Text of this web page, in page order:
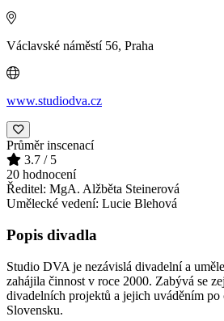
Václavské náměstí 56, Praha
www.studiodva.cz
Průměr inscenací
3.7 / 5
20 hodnocení
Ředitel: MgA. Alžběta Steinerová
Umělecké vedení: Lucie Blehová
Popis divadla
Studio DVA je nezávislá divadelní a
zahájila činnost v roce 2000. Zabývá se
divadelních projektů a jejich uváděním po
Slovensku.